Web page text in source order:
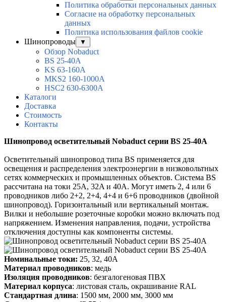
Политика обработки персональных данных
Согласие на обработку персональных
данных
Политика использования файлов cookie
Шинопроводы
▼
Обзор Nobaduct
BS 25-40A
KS 63-160A
MKS2 160-1000A
HSC2 630-6300A
Каталоги
Доставка
Стоимость
Контакты
Шинопровод осветительный Nobaduct серии BS 25-40A
Осветительный шинопровод типа BS применяется для
освещения и распределения электроэнергии в низковольтных
сетях коммерческих и промышленных объектов. Система BS
рассчитана на токи 25A, 32A и 40A. Могут иметь 2, 4 или 6
проводников либо 2+2, 2+4, 4+4 и 6+6 проводников (двойной
шинопровод). Горизонтальный или вертикальный монтаж.
Вилки и небольшие розеточные коробки можно включать под
напряжением. Изменения направления, подачи, устройства
отключения доступны как компоненты системы.
Номинальные токи: 25, 32, 40А
Материал проводников: медь
Изоляция проводников: безгалогеновая ПВХ
Материал корпуса: листовая сталь, окрашивание RAL
Стандартная длина: 1500 мм, 2000 мм, 3000 мм